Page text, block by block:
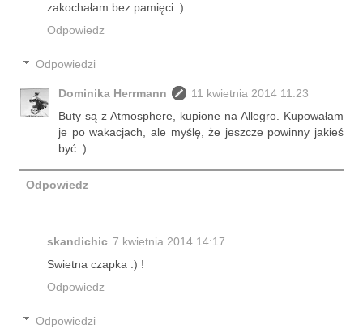
zakochałam bez pamięci :)
Odpowiedz
Odpowiedzi
Dominika Herrmann
11 kwietnia 2014 11:23
Buty są z Atmosphere, kupione na Allegro. Kupowałam
je po wakacjach, ale myślę, że jeszcze powinny jakieś
być :)
Odpowiedz
skandichic 7 kwietnia 2014 14:17
Swietna czapka :) !
Odpowiedz
Odpowiedzi